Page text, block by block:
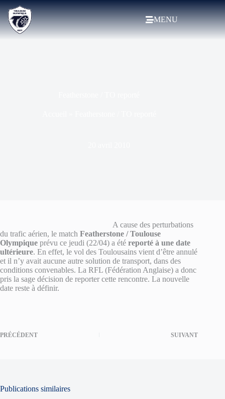
MENU
A cause des perturbations
du trafic aérien, le match Featherstone / Toulouse
Olympique prévu ce jeudi (22/04) a été reporté à une date
ultérieure. En effet, le vol des Toulousains vient d’être annulé
et il n’y avait aucune autre solution de transport, dans des
conditions convenables. La RFL (Fédération Anglaise) a donc
pris la sage décision de reporter cette rencontre. La nouvelle
date reste à définir.
PRÉCÉDENT SUIVANT
Publications similaires